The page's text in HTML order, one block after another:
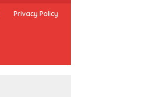
Privacy Policy